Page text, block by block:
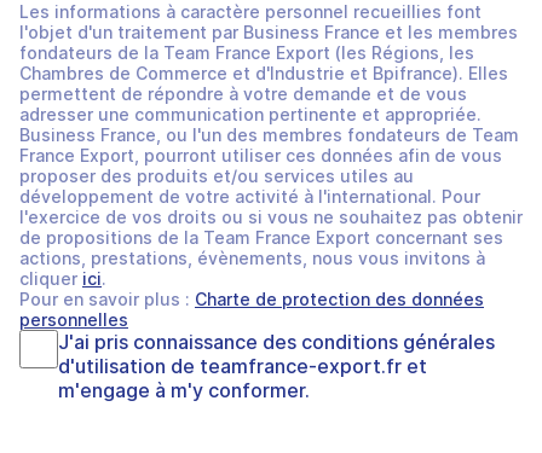
Les informations à caractère personnel recueillies font
l'objet d'un traitement par Business France et les membres
fondateurs de la Team France Export (les Régions, les
Chambres de Commerce et d'Industrie et Bpifrance). Elles
permettent de répondre à votre demande et de vous
adresser une communication pertinente et appropriée.
Business France, ou l'un des membres fondateurs de Team
France Export, pourront utiliser ces données afin de vous
proposer des produits et/ou services utiles au
développement de votre activité à l'international. Pour
l'exercice de vos droits ou si vous ne souhaitez pas obtenir
de propositions de la Team France Export concernant ses
actions, prestations, évènements, nous vous invitons à
cliquer ici.
Pour en savoir plus : Charte de protection des données
personnelles
J'ai pris connaissance des conditions générales
d'utilisation de teamfrance-export.fr et
m'engage à m'y conformer.